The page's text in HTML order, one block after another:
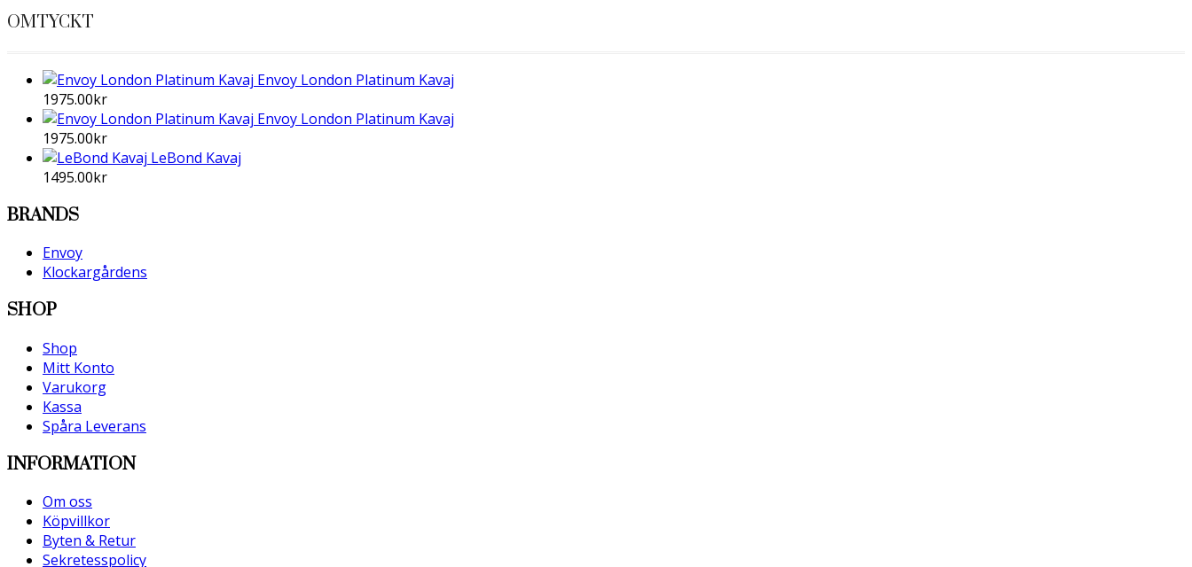
OMTYCKT
Envoy London Platinum Kavaj
1975.00kr
Envoy London Platinum Kavaj
1975.00kr
LeBond Kavaj
1495.00kr
BRANDS
Envoy
Klockargårdens
SHOP
Shop
Mitt Konto
Varukorg
Kassa
Spåra Leverans
INFORMATION
Om oss
Köpvillkor
Byten & Retur
Sekretesspolicy